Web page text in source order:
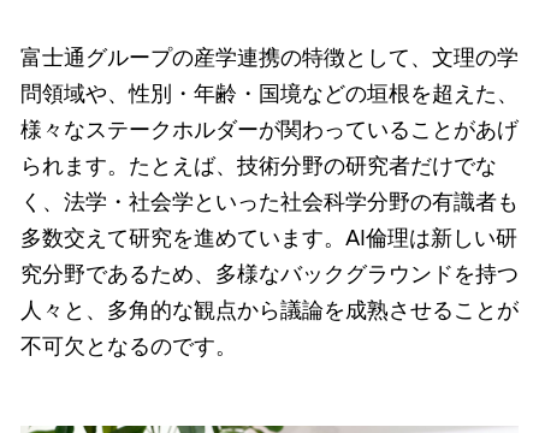
富士通グループの産学連携の特徴として、文理の学
問領域や、性別・年齢・国境などの垣根を超えた、
様々なステークホルダーが関わっていることがあげ
られます。たとえば、技術分野の研究者だけでな
く、法学・社会学といった社会科学分野の有識者も
多数交えて研究を進めています。AI倫理は新しい研
究分野であるため、多様なバックグラウンドを持つ
人々と、多角的な観点から議論を成熟させることが
不可欠となるのです。